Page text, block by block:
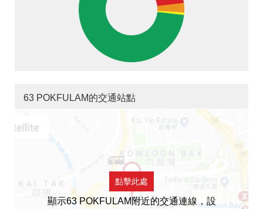
63 POKFULAM的交通站點
點擊此處
顯示63 POKFULAM附近的交通連線，設